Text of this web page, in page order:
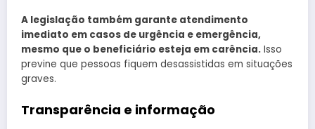
A legislação também garante atendimento
imediato em casos de urgência e emergência,
mesmo que o beneficiário esteja em carência. Isso
previne que pessoas fiquem desassistidas em situações
graves.
Transparência e informação